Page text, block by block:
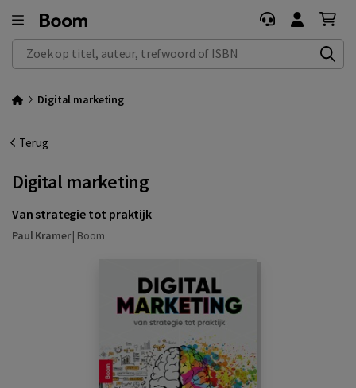
Zoek op titel, auteur, trefwoord of ISBN
Digital marketing
Terug
Digital marketing
Van strategie tot praktijk
Paul Kramer| Boom